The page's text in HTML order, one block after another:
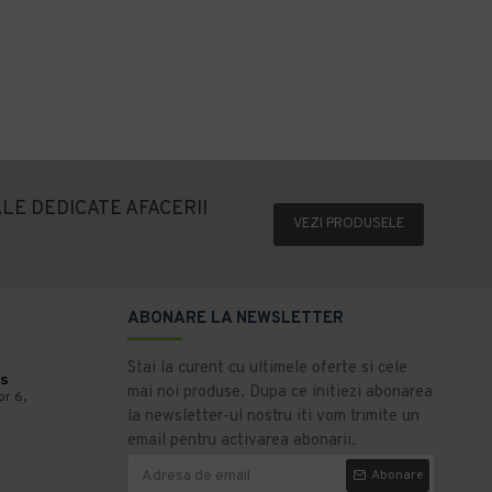
DEDICATE AFACERII
VEZI PRODUSELE
6,
ABONARE LA NEWSLETTER
Stai la curent cu ultimele oferte si cele
mai noi produse. Dupa ce initiezi abonarea
la newsletter-ul nostru iti vom trimite un
email pentru activarea abonarii.
Abonare